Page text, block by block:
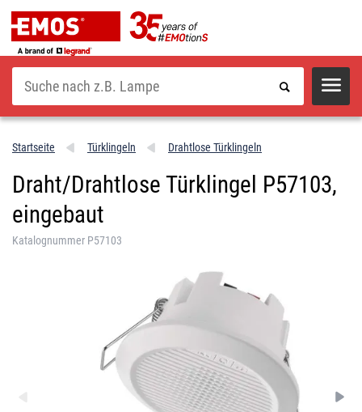
Suche
Startseite Türklingeln Drahtlose Türklingeln
Draht/Drahtlose Türklingel P57103,
eingebaut
Katalognummer P57103